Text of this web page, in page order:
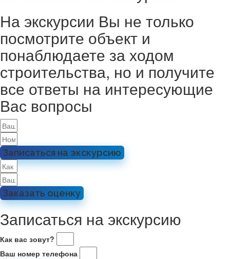
На экскурсии Вы не только
посмотрите объект и
понаблюдаете за ходом
строительства, но и получите
все ответы на интересующие
Вас вопросы
Записаться на экскурсию
Заказать оценку
Записаться на экскурсию
Как вас зовут?
Ваш номер телефона